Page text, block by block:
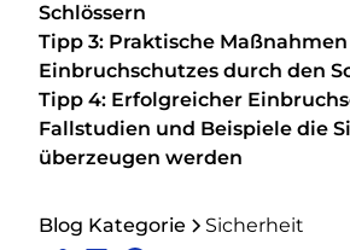
Schlössern
Tipp 3: Praktische Maßnahmen
Einbruchschutzes durch den
Tipp 4: Erfolgreicher
Fallstudien und Beispiele die
überzeugen werden
Blog Kategorie Sicherheit